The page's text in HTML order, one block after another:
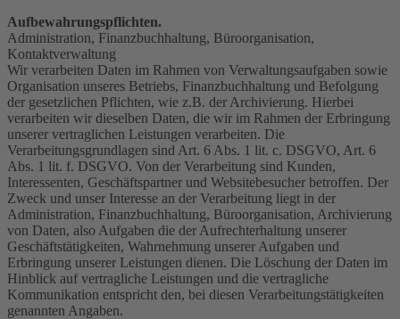
Aufbewahrungspflichten.
Administration, Finanzbuchhaltung, Büroorganisation,
Kontaktverwaltung
Wir verarbeiten Daten im Rahmen von Verwaltungsaufgaben sowie
Organisation unseres Betriebs, Finanzbuchhaltung und Befolgung
der gesetzlichen Pflichten, wie z.B. der Archivierung. Hierbei
verarbeiten wir dieselben Daten, die wir im Rahmen der Erbringung
unserer vertraglichen Leistungen verarbeiten. Die
Verarbeitungsgrundlagen sind Art. 6 Abs. 1 lit. c. DSGVO, Art. 6
Abs. 1 lit. f. DSGVO. Von der Verarbeitung sind Kunden,
Interessenten, Geschäftspartner und Websitebesucher betroffen. Der
Zweck und unser Interesse an der Verarbeitung liegt in der
Administration, Finanzbuchhaltung, Büroorganisation, Archivierung
von Daten, also Aufgaben die der Aufrechterhaltung unserer
Geschäftstätigkeiten, Wahrnehmung unserer Aufgaben und
Erbringung unserer Leistungen dienen. Die Löschung der Daten im
Hinblick auf vertragliche Leistungen und die vertragliche
Kommunikation entspricht den, bei diesen Verarbeitungstätigkeiten
genannten Angaben.